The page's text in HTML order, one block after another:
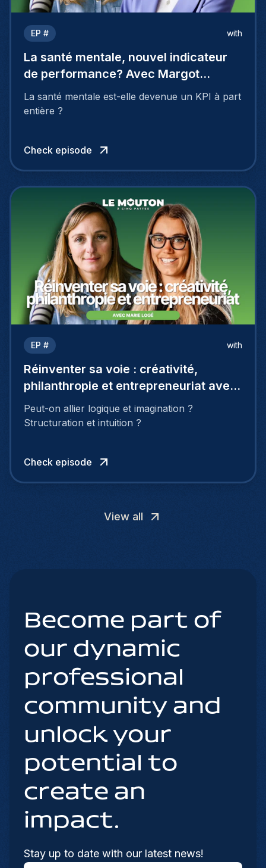
EP # with
La santé mentale, nouvel indicateur
de performance? Avec Margot
Wuillaume
La santé mentale est-elle devenue un KPI à part
entière ?
Check episode
EP # with
Réinventer sa voie : créativité,
philanthropie et entrepreneuriat avec
Marie Logé
Peut-on allier logique et imagination ?
Structuration et intuition ?
Check episode
View all
Become part of
our dynamic
professional
community and
unlock your
potential to
create an
impact.
Stay up to date with our latest news!